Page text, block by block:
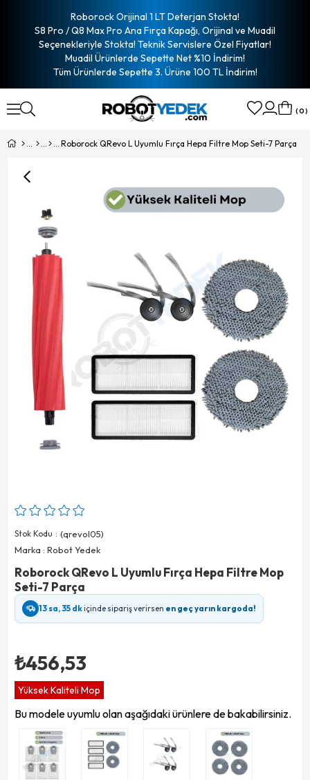
Roborock Orijinal 1 LT Deterjan Stokta!
S8 Pro / Q8 Max Pro Ana Fırça Kapağı, Orijinal ve Muadil
Seçenekleriyle Stokta! Teknik Servislere Özel Fiyatlar!
Muadil Ürünlerde Sepette Net %10 İndirim!
Tüm Ürünlerde Sepette 3. Ürüne 100 TL İndirim!
0
Roborock QRevo L Uyumlu Fırça Hepa Filtre Mop Seti-7 Parça
Stok Kodu
(qrevol05)
Marka : Robot Yedek
Roborock QRevo L Uyumlu Fırça Hepa Filtre Mop
Seti-7 Parça
13 sa, 35 dkiçinde sipariş verirsen en geç yarın kargoda!
₺456,53
Yüksek Kaliteli Mop
Bu modele uyumlu olan aşağıdaki ürünlere de bakabilirsiniz.